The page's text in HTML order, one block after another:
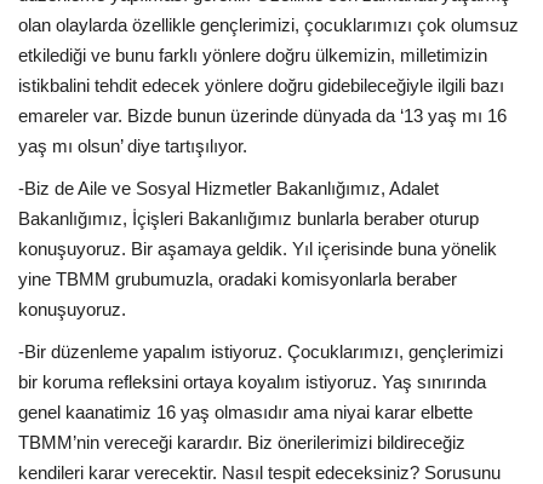
olan olaylarda özellikle gençlerimizi, çocuklarımızı çok olumsuz
etkilediği ve bunu farklı yönlere doğru ülkemizin, milletimizin
istikbalini tehdit edecek yönlere doğru gidebileceğiyle ilgili bazı
emareler var. Bizde bunun üzerinde dünyada da ‘13 yaş mı 16
yaş mı olsun’ diye tartışılıyor.
-Biz de Aile ve Sosyal Hizmetler Bakanlığımız, Adalet
Bakanlığımız, İçişleri Bakanlığımız bunlarla beraber oturup
konuşuyoruz. Bir aşamaya geldik. Yıl içerisinde buna yönelik
yine TBMM grubumuzla, oradaki komisyonlarla beraber
konuşuyoruz.
-Bir düzenleme yapalım istiyoruz. Çocuklarımızı, gençlerimizi
bir koruma refleksini ortaya koyalım istiyoruz. Yaş sınırında
genel kaanatimiz 16 yaş olmasıdır ama niyai karar elbette
TBMM’nin vereceği karardır. Biz önerilerimizi bildireceğiz
kendileri karar verecektir. Nasıl tespit edeceksiniz? Sorusunu